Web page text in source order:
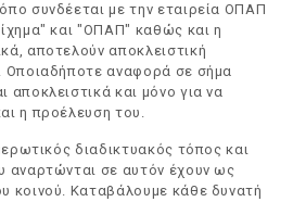
συνδέεται με την εταιρεία ΟΠΑΠ
και "ΟΠΑΠ" καθώς και η
αποτελούν αποκλειστική
Οποιαδήποτε αναφορά σε σήμα
αποκλειστικά και μόνο για να
η προέλευση του.
διαδικτυακός τόπος και
αναρτώνται σε αυτόν έχουν ως
κοινού. Καταβάλουμε κάθε δυνατή